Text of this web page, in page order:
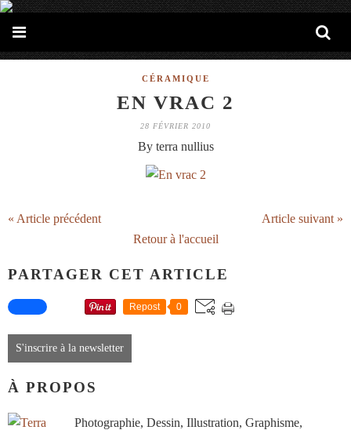
CÉRAMIQUE
EN VRAC 2
28 FÉVRIER 2010
By terra nullius
« Article précédent
Article suivant »
Retour à l'accueil
PARTAGER CET ARTICLE
Repost 0
S'inscrire à la newsletter
À PROPOS
Photographie, Dessin, Illustration, Graphisme,